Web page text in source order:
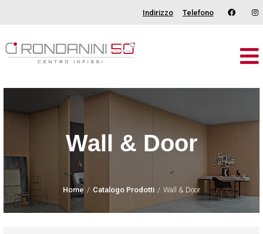
Indirizzo Telefono
Brand
Serramenti
Oscuranti
Outdoor
Tende
Wall & Door
Home Catalogo Prodotti Wall & Door